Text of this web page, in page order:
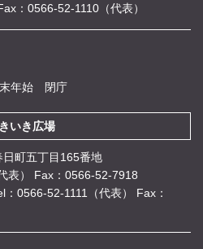
：0566-52-1110（代表）
末年始 閉庁
いき広場
町五丁目165番地
表）
Fax：0566-52-7918
：0566-52-1111（代表）
Fax：